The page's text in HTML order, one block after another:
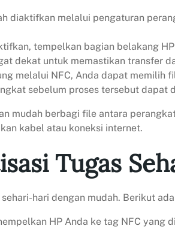
diaktifkan melalui pengaturan
tempelkan bagian belakang
dekat untuk memastikan transfer
melalui NFC, Anda dapat memilih
sebelum proses tersebut dapat
mudah berbagi file antara
kabel atau koneksi internet.
Tugas
hari dengan mudah. Berikut
HP Anda ke tag NFC